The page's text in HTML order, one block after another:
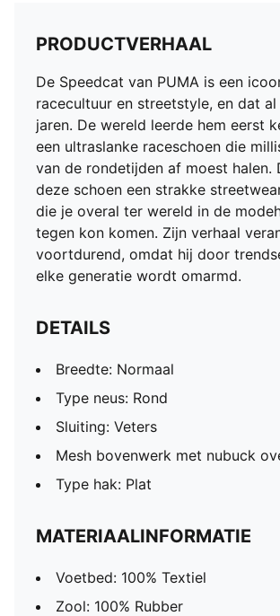
PRODUCTVERHAAL
De Speedcat van PUMA is een
racecultuur en streetstyle, en dat
jaren. De wereld leerde hem eerst
een ultraslanke raceschoen die
van de rondetijden af moest halen.
deze schoen een strakke
die je overal ter wereld in de
tegen kon komen. Zijn verhaal
voortdurend, omdat hij door
elke generatie wordt omarmd.
DETAILS
Breedte: Normaal
Type neus: Rond
Sluiting: Veters
Mesh bovenwerk met nubuck
Type hak: Plat
MATERIAALINFORMATIE
Voetbed: 100% Textiel
Zool: 100% Rubber